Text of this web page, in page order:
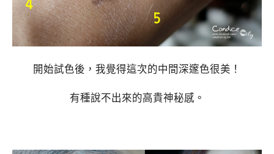
開始試色後，我覺得這次的中間深邃色很美！
有種說不出來的高貴神秘感。